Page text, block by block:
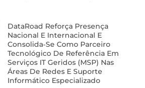
DataRoad Reforça Presença
Nacional E Internacional E
Consolida‑se Como Parceiro
Tecnológico De Referência Em
Serviços IT Geridos (MSP) Nas
Áreas De Redes E Suporte
Informático Especializado